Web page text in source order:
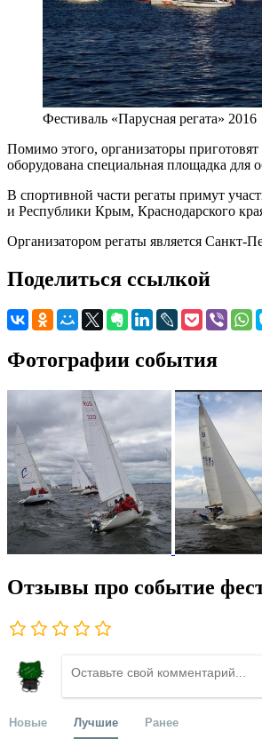
Фестиваль «Парусная регата» 2016
Помимо этого, организаторы
оборудована специальная площадка
В спортивной части регаты примут
и Республики Крым, Краснодарского
Организатором регаты является
Поделиться ссылкой
Фотографии события
Отзывы про событие
Новые Лучшие Ранее